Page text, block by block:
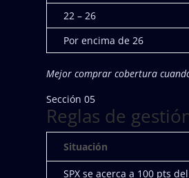
22 – 26
Por encima de 26
Mejor comprar cobertura
Sección 05
Reglas de
Situación
SPX se acerca a 100 pts